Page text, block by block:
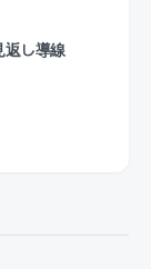
返し導線